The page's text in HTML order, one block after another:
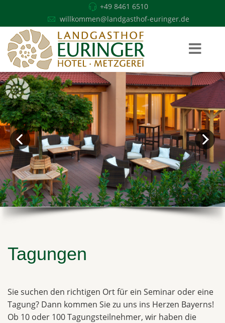
+49 8461 6510
willkommen@landgasthof-euringer.de
Tagungen
Sie suchen den richtigen Ort für ein Seminar oder eine
Tagung? Dann kommen Sie zu uns ins Herzen Bayerns!
Ob 10 oder 100 Tagungsteilnehmer, wir haben die